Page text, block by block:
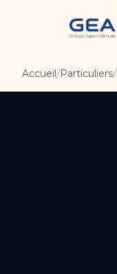
Accueil/Particuliers/